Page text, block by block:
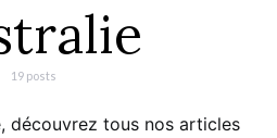
19 posts
découvrez tous nos articles